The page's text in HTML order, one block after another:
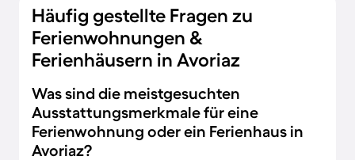
Häufig gestellte Fragen zu
Ferienwohnungen &
Ferienhäusern in Avoriaz
Was sind die meistgesuchten
Ausstattungsmerkmale für eine
Ferienwohnung oder ein Ferienhaus in
Avoriaz?